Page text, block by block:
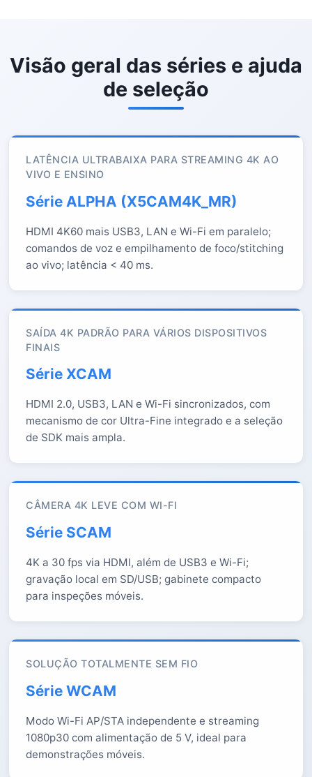
Visão geral das séries e ajuda
de seleção
LATÊNCIA ULTRABAIXA PARA STREAMING 4K AO
VIVO E ENSINO
Série ALPHA (X5CAM4K_MR)
HDMI 4K60 mais USB3, LAN e Wi-Fi em paralelo;
comandos de voz e empilhamento de foco/stitching
ao vivo; latência < 40 ms.
SAÍDA 4K PADRÃO PARA VÁRIOS DISPOSITIVOS
FINAIS
Série XCAM
HDMI 2.0, USB3, LAN e Wi-Fi sincronizados, com
mecanismo de cor Ultra-Fine integrado e a seleção
de SDK mais ampla.
CÂMERA 4K LEVE COM WI-FI
Série SCAM
4K a 30 fps via HDMI, além de USB3 e Wi-Fi;
gravação local em SD/USB; gabinete compacto
para inspeções móveis.
SOLUÇÃO TOTALMENTE SEM FIO
Série WCAM
Modo Wi-Fi AP/STA independente e streaming
1080p30 com alimentação de 5 V, ideal para
demonstrações móveis.